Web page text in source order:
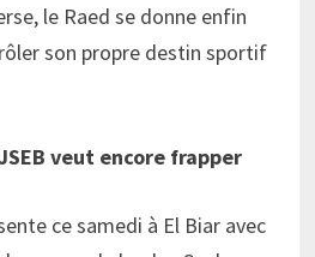
le Raed se donne enfin
son propre destin sportif
veut encore frapper
ce samedi à El Biar avec